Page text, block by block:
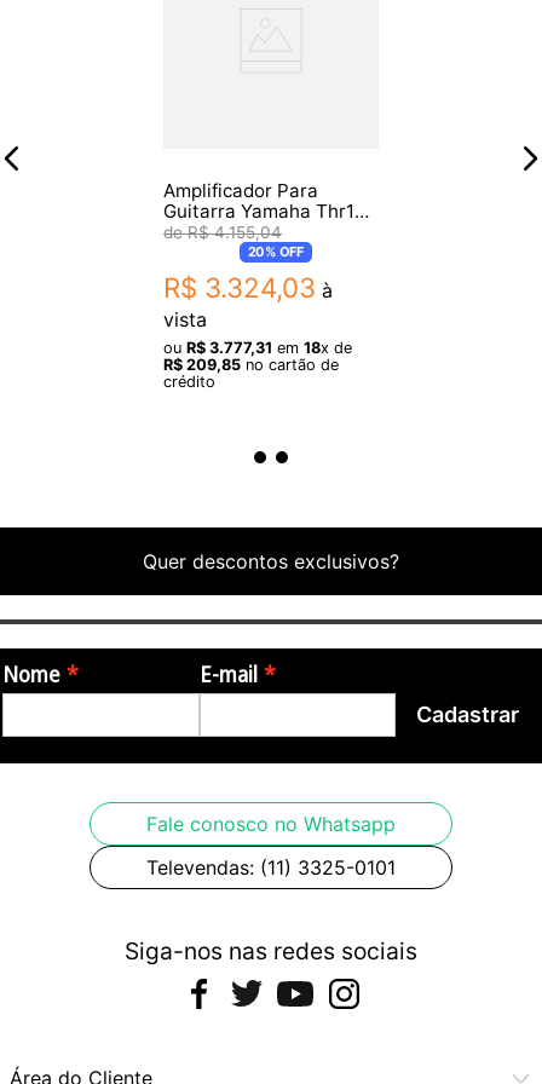
Amplificador Para
Guitarra Yamaha Thr10-
II
R$ 4.155,04
20%OFF
R$ 3.324,03 à
vista
ou R$ 3.777,31 em 18x de
R$ 209,85 no cartão de
crédito
Quer descontos exclusivos?
Nome E-mail
Cadastrar
Fale conosco no Whatsapp
Televendas: (11) 3325-0101
Siga-nos nas redes sociais
Área do Cliente